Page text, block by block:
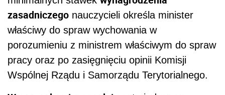
zasadniczego nauczycieli określa minister
właściwy do spraw wychowania w
porozumieniu z ministrem właściwym do spraw
pracy oraz po zasięgnięciu opinii Komisji
Wspólnej Rządu i Samorządu Terytorialnego.